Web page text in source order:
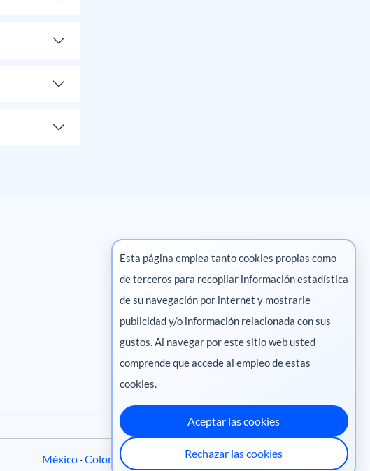
Marketing digital
Pharma
México ·Colombia Perú·Centroamérica
Esta página emplea tanto cookies propias como
de terceros para recopilar información estadística
de su navegación por internet y mostrarle
publicidad y/o información relacionada con sus
gustos. Al navegar por este sitio web usted
comprende que accede al empleo de estas
cookies.
Aceptar las cookies
Rechazar las cookies